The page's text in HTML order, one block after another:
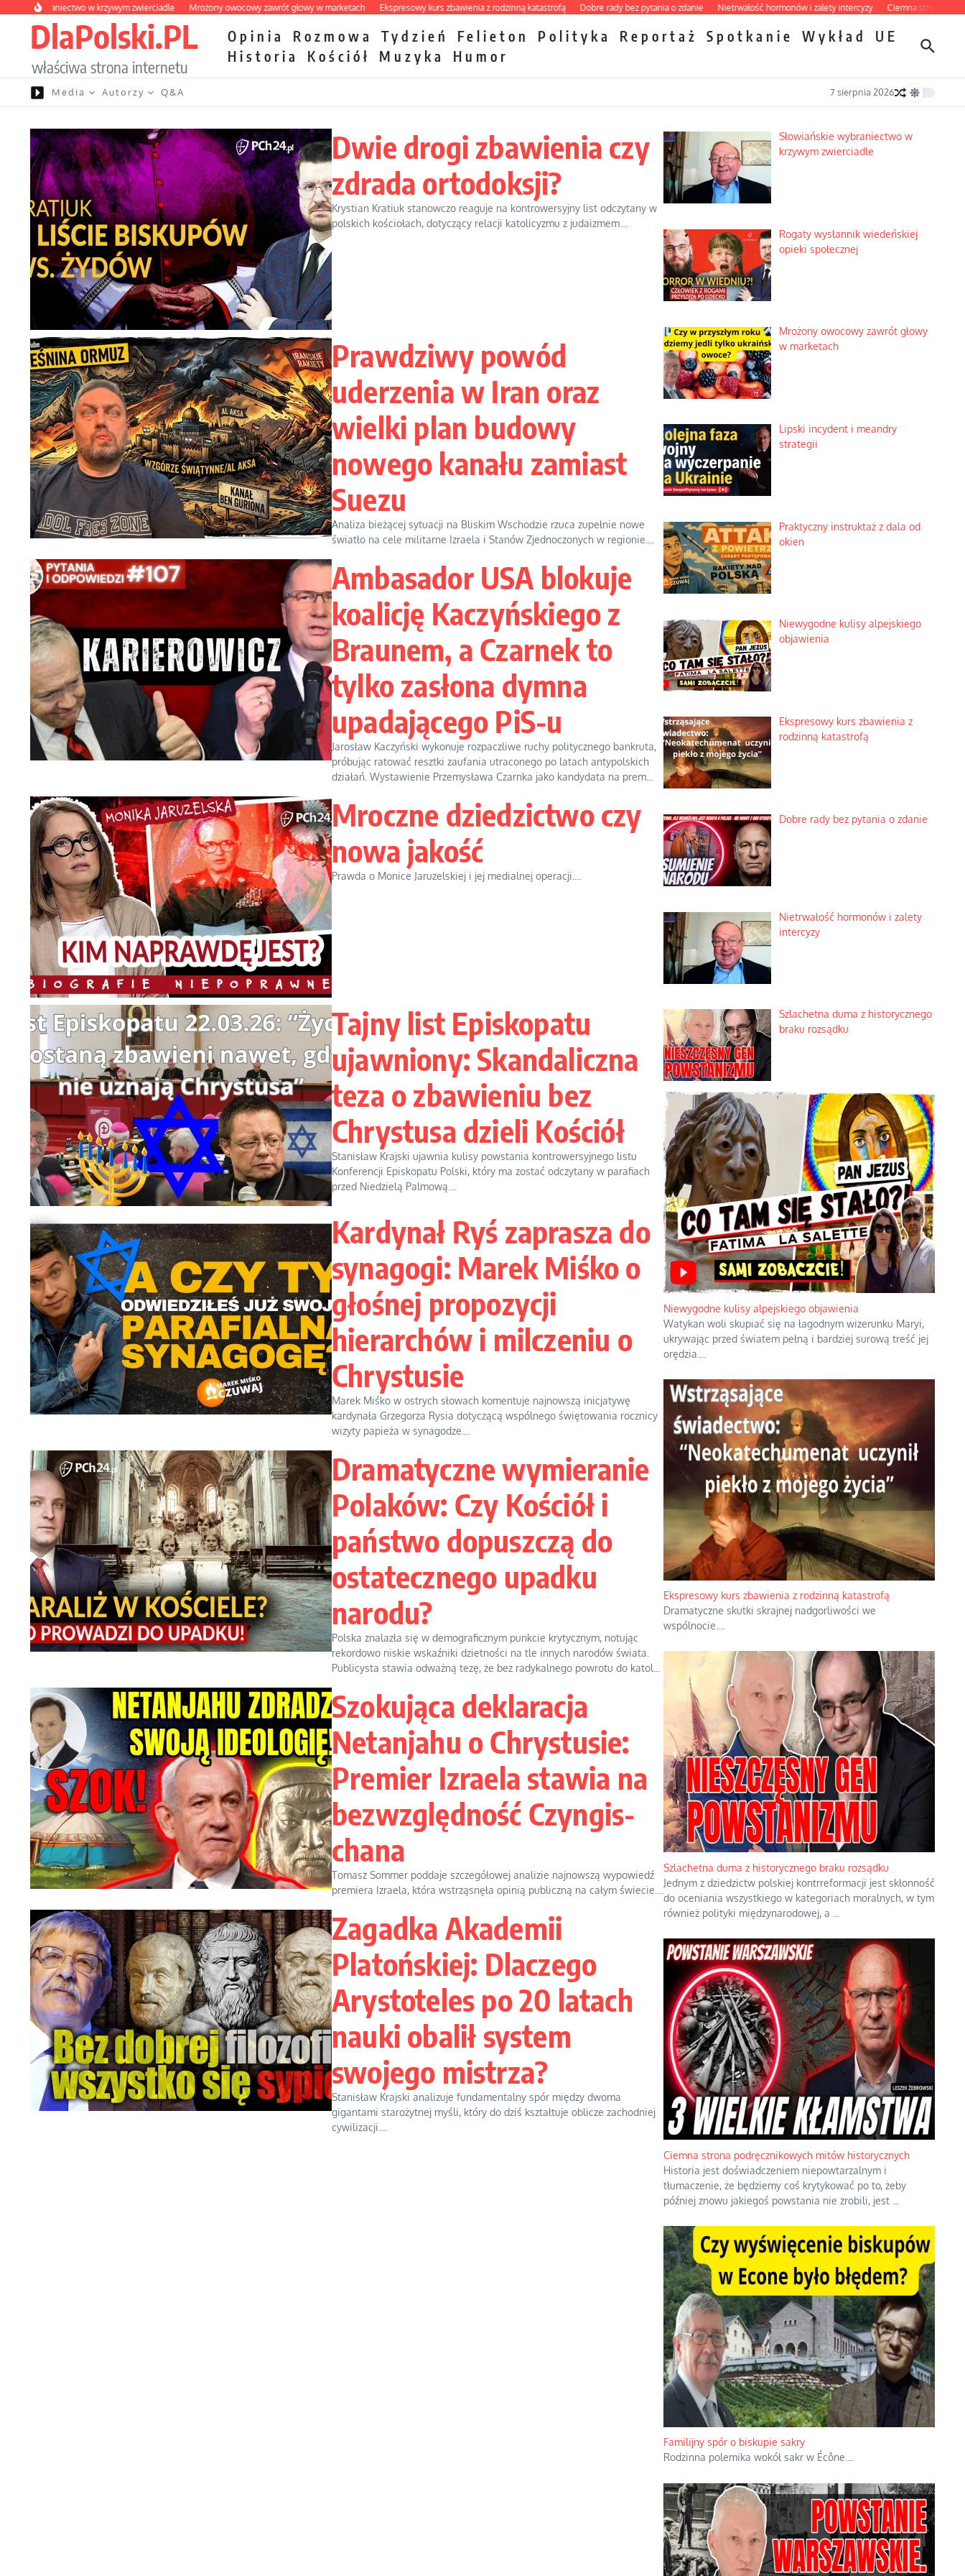
Przejdź do treściw krzywym zwierciadle Mrożony owocowy zawrót głowy w marketach Ekspresowy kurs zbawienia z rodzinną katastrofą Dobre rady bez pytania o zdanie Nietrwałość hormonów i zalety intercyzy Ciemna strona
DlaPolski.PL
właściwa strona internetu
Opinia Rozmowa Tydzień Felieton Polityka Reportaż Spotkanie Wykład
UE
Historia
Kościół Muzyka Humor
Media Autorzy Q&A 7 sierpnia 2026
Dwie drogi zbawienia czy
zdrada ortodoksji?
Krystian Kratiuk stanowczo reaguje na kontrowersyjny list odczytany w
polskich kościołach, dotyczący relacji katolicyzmu z judaizmem....
Prawdziwy powód
uderzenia w Iran oraz
wielki plan budowy
nowego kanału zamiast
Suezu
Analiza bieżącej sytuacji na Bliskim Wschodzie rzuca zupełnie nowe
światło na cele militarne Izraela i Stanów Zjednoczonych w regionie....
Ambasador USA blokuje
koalicję Kaczyńskiego z
Braunem, a Czarnek to
tylko zasłona dymna
upadającego PiS-u
Jarosław Kaczyński wykonuje rozpaczliwe ruchy politycznego bankruta,
próbując ratować resztki zaufania utraconego po latach antypolskich
działań. Wystawienie Przemysława Czarnka jako kandydata na prem...
Mroczne dziedzictwo czy
nowa jakość
Prawda o Monice Jaruzelskiej i jej medialnej operacji....
Tajny list Episkopatu
ujawniony: Skandaliczna
teza o zbawieniu bez
Chrystusa dzieli Kościół
Stanisław Krajski ujawnia kulisy powstania kontrowersyjnego listu
Konferencji Episkopatu Polski, który ma zostać odczytany w parafiach
przed Niedzielą Palmową....
Kardynał Ryś zaprasza do
synagogi: Marek Miśko o
głośnej propozycji
hierarchów i milczeniu o
Chrystusie
Marek Miśko w ostrych słowach komentuje najnowszą inicjatywę
kardynała Grzegorza Rysia dotyczącą wspólnego świętowania rocznicy
wizyty papieża w synagodze....
Dramatyczne wymieranie
Polaków: Czy Kościół i
państwo dopuszczą do
ostatecznego upadku
narodu?
Polska znalazła się w demograficznym punkcie krytycznym, notując
rekordowo niskie wskaźniki dzietności na tle innych narodów świata.
Publicysta stawia odważną tezę, że bez radykalnego powrotu do katol...
Szokująca deklaracja
Netanjahu o Chrystusie:
Premier Izraela stawia na
bezwzględność Czyngis-
chana
Tomasz Sommer poddaje szczegółowej analizie najnowszą wypowiedź
premiera Izraela, która wstrząsnęła opinią publiczną na całym świecie....
Zagadka Akademii
Platońskiej: Dlaczego
Arystoteles po 20 latach
nauki obalił system
swojego mistrza?
Stanisław Krajski analizuje fundamentalny spór między dwoma
gigantami starożytnej myśli, który do dziś kształtuje oblicze zachodniej
cywilizacji....
Słowiańskie wybraniectwo w
krzywym zwierciadle
Rogaty wysłannik wiedeńskiej
opieki społecznej
Mrożony owocowy zawrót głowy
w marketach
Lipski incydent i meandry
strategii
Praktyczny instruktaż z dala od
okien
Niewygodne kulisy alpejskiego
objawienia
Ekspresowy kurs zbawienia z
rodzinną katastrofą
Dobre rady bez pytania o zdanie
Nietrwałość hormonów i zalety
intercyzy
Szlachetna duma z historycznego
braku rozsądku
Niewygodne kulisy alpejskiego objawienia
Watykan woli skupiać się na łagodnym wizerunku Maryi,
ukrywając przed światem pełną i bardziej surową treść jej
orędzia.
Ekspresowy kurs zbawienia z rodzinną katastrofą
Dramatyczne skutki skrajnej nadgorliwości we
wspólnocie.
Szlachetna duma z historycznego braku rozsądku
Jednym z dziedzictw polskiej kontrreformacji jest skłonność
do oceniania wszystkiego w kategoriach moralnych, w tym
również polityki międzynarodowej, a
Ciemna strona podręcznikowych mitów historycznych
Historia jest doświadczeniem niepowtarzalnym i
tłumaczenie, że będziemy coś krytykować po to, żeby
później znowu jakiegoś powstania nie zrobili, jest
Familijny spór o biskupie sakry
Rodzinna polemika wokół sakr w Écône.